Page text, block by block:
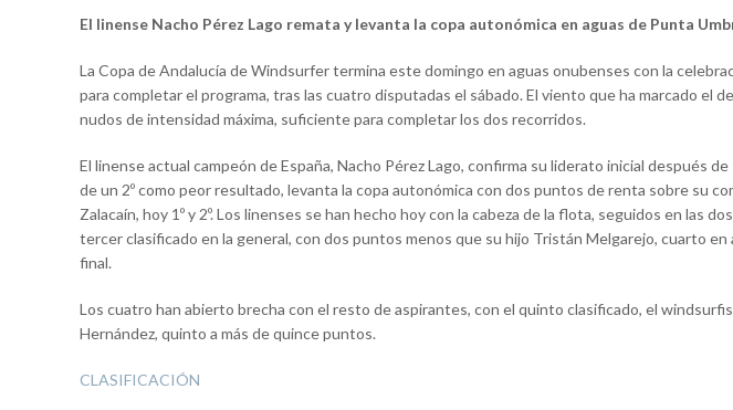
El linense Nacho Pérez Lago remata y levanta la copa autonómica en aguas de Punta
La Copa de Andalucía de Windsurfer termina este domingo en aguas onubenses con la
para completar el programa, tras las cuatro disputadas el sábado. El viento que ha marcado el
nudos de intensidad máxima, suficiente para completar los dos recorridos.
El linense actual campeón de España, Nacho Pérez Lago, confirma su liderato inicial después de
de un 2º como peor resultado, levanta la copa autonómica con dos puntos de renta sobre su
Zalacaín, hoy 1º y 2º. Los linenses se han hecho hoy con la cabeza de la flota, seguidos en las
tercer clasificado en la general, con dos puntos menos que su hijo Tristán Melgarejo, cuarto
final.
Los cuatro han abierto brecha con el resto de aspirantes, con el quinto clasificado, el
Hernández, quinto a más de quince puntos.
CLASIFICACIÓN